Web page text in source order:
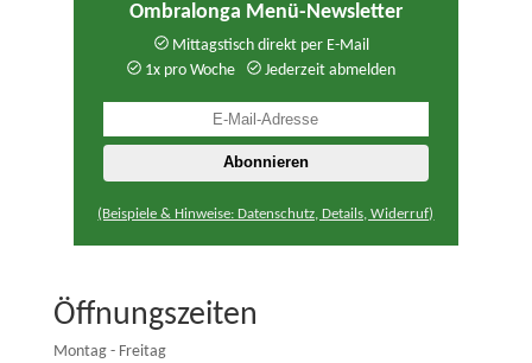
Ombralonga Menü-Newsletter
Mittagstisch direkt per E-Mail
1x pro Woche
Jederzeit abmelden
(Beispiele & Hinweise: Datenschutz, Details, Widerruf)
Öffnungszeiten
Montag - Freitag